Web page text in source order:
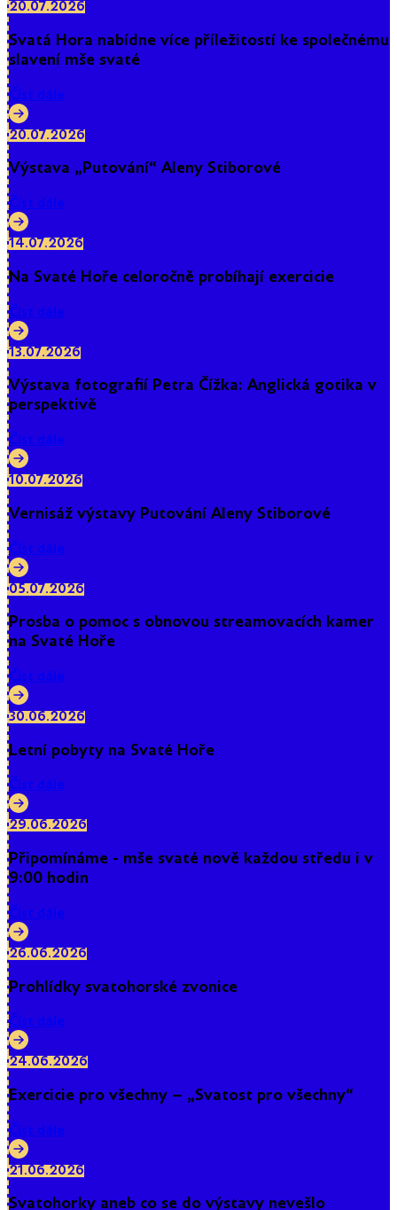
20.07.2026
Svatá Hora nabídne více příležitostí ke společnému
slavení mše svaté
Číst dále
20.07.2026
Výstava „Putování“ Aleny Stiborové
Číst dále
14.07.2026
Na Svaté Hoře celoročně probíhají exercicie
Číst dále
13.07.2026
Výstava fotografií Petra Čížka: Anglická gotika v
perspektivě
Číst dále
10.07.2026
Vernisáž výstavy Putování Aleny Stiborové
Číst dále
05.07.2026
Prosba o pomoc s obnovou streamovacích kamer
na Svaté Hoře
Číst dále
30.06.2026
Letní pobyty na Svaté Hoře
Číst dále
29.06.2026
Připomínáme - mše svaté nově každou středu i v
9:00 hodin
Číst dále
26.06.2026
Prohlídky svatohorské zvonice
Číst dále
24.06.2026
Exercicie pro všechny – „Svatost pro všechny“
Číst dále
21.06.2026
Svatohorky aneb co se do výstavy nevešlo